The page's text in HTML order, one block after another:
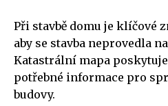
Při stavbě domu je klíčové
aby se stavba neprovedla
Katastrální mapa
potřebné informace pro
budovy.